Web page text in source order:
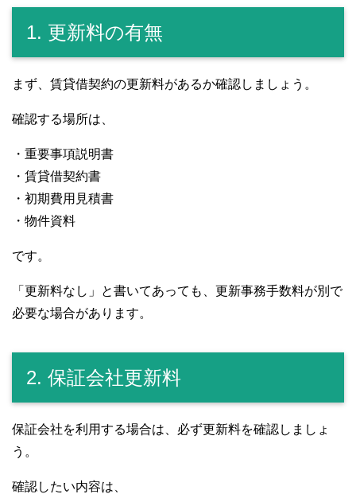
1. 更新料の有無
まず、賃貸借契約の更新料があるか確認しましょう。
確認する場所は、
・重要事項説明書
・賃貸借契約書
・初期費用見積書
・物件資料
です。
「更新料なし」と書いてあっても、更新事務手数料が別で
必要な場合があります。
2. 保証会社更新料
保証会社を利用する場合は、必ず更新料を確認しましょ
う。
確認したい内容は、